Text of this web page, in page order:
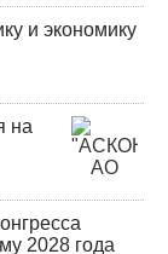
и экономику
на
2028 года